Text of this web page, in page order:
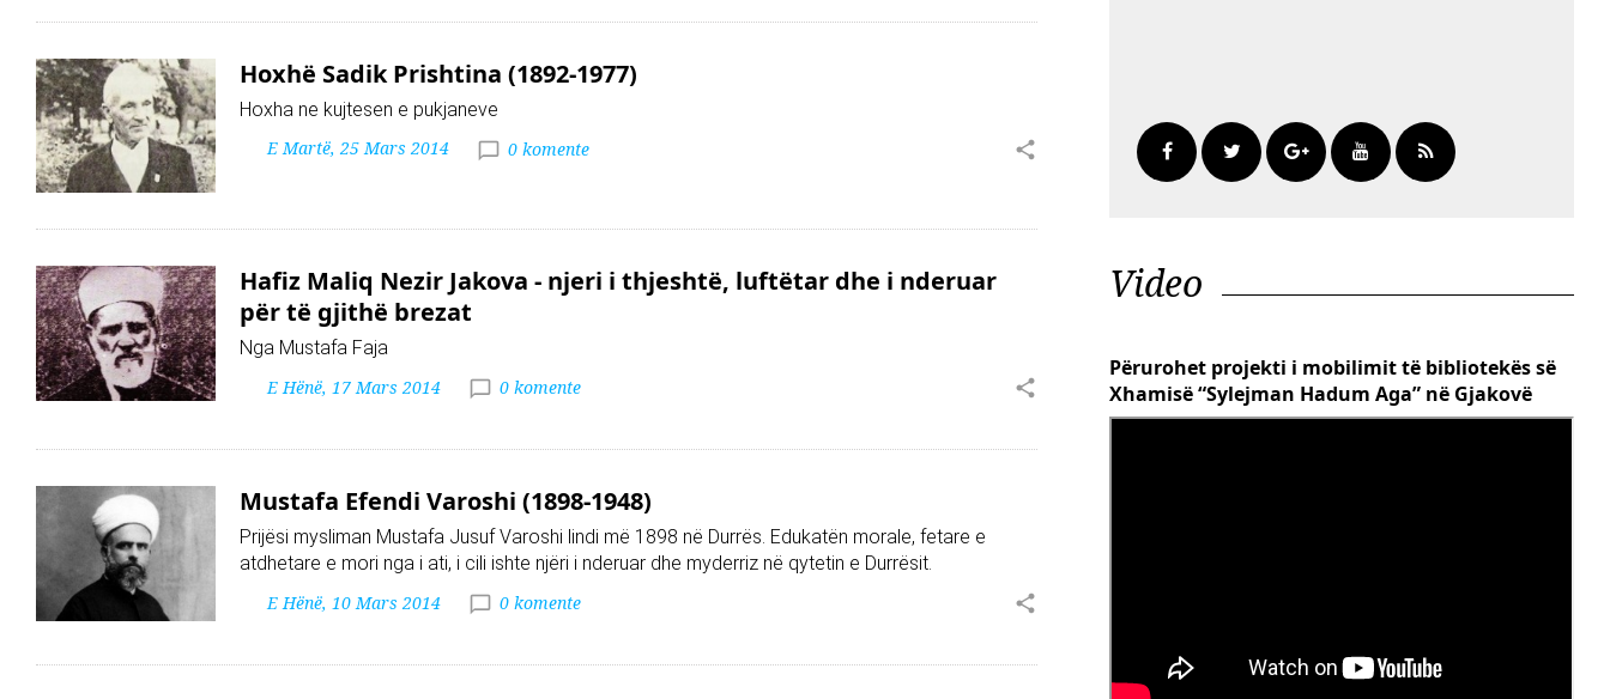
Hoxhë Sadik Prishtina (1892-1977)
Hoxha ne kujtesen e pukjaneve
E Martë, 25 Mars 2014
0 komente
Hafiz Maliq Nezir Jakova - njeri i thjeshtë, luftëtar dhe i nderuar
për të gjithë brezat
Nga Mustafa Faja
E Hënë, 17 Mars 2014
0 komente
Mustafa Efendi Varoshi (1898-1948)
Prijësi mysliman Mustafa Jusuf Varoshi lindi më 1898 në Durrës. Edukatën morale, fetare e
atdhetare e mori nga i ati, i cili ishte njëri i nderuar dhe myderriz në qytetin e Durrësit.
E Hënë, 10 Mars 2014
0 komente
Video
Përurohet projekti i mobilimit të bibliotekës së
Xhamisë “Sylejman Hadum Aga” në Gjakovë